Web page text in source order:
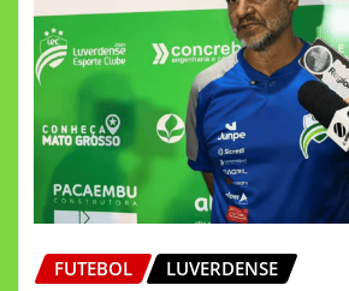
FUTEBOL LUVERDENSE